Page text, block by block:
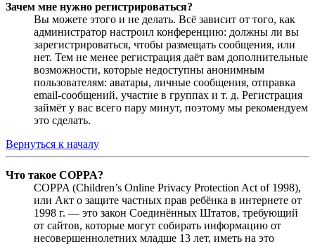
Зачем мне нужно регистрироваться?
Вы можете этого и не делать. Всё зависит от того, как
администратор настроил конференцию: должны ли вы
зарегистрироваться, чтобы размещать сообщения, или
нет. Тем не менее регистрация даёт вам дополнительные
возможности, которые недоступны анонимным
пользователям: аватары, личные сообщения, отправка
email-сообщений, участие в группах и т. д. Регистрация
займёт у вас всего пару минут, поэтому мы рекомендуем
это сделать.
Вернуться к началу
Что такое COPPA?
COPPA (Children’s Online Privacy Protection Act of 1998),
или Акт о защите частных прав ребёнка в интернете от
1998 г. — это закон Соединённых Штатов, требующий
от сайтов, которые могут собирать информацию от
несовершеннолетних младше 13 лет, иметь на это